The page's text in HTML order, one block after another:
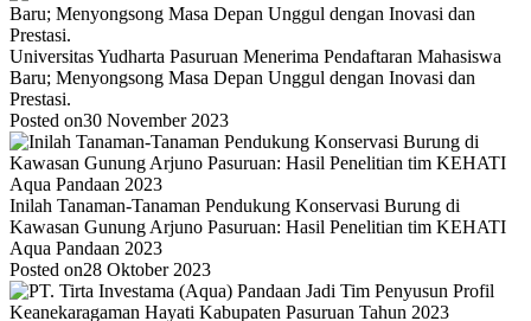
Universitas Yudharta Pasuruan Menerima Pendaftaran Mahasiswa
Baru; Menyongsong Masa Depan Unggul dengan Inovasi dan
Prestasi.
Posted on30 November 2023
Inilah Tanaman-Tanaman Pendukung Konservasi Burung di
Kawasan Gunung Arjuno Pasuruan: Hasil Penelitian tim KEHATI
Aqua Pandaan 2023
Posted on28 Oktober 2023